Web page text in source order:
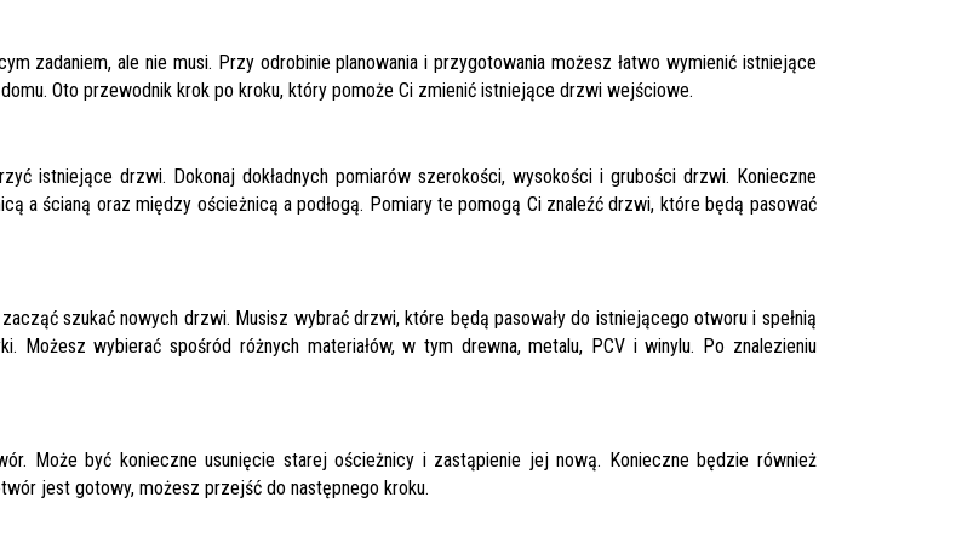
zadaniem, ale nie musi. Przy odrobinie planowania i przygotowania możesz łatwo wymienić istniejące
Oto przewodnik krok po kroku, który pomoże Ci zmienić istniejące drzwi wejściowe.
istniejące drzwi. Dokonaj dokładnych pomiarów szerokości, wysokości i grubości drzwi. Konieczne
a ścianą oraz między ościeżnicą a podłogą. Pomiary te pomogą Ci znaleźć drzwi, które będą pasować
szukać nowych drzwi. Musisz wybrać drzwi, które będą pasowały do ​​istniejącego otworu i spełnią
wybierać spośród różnych materiałów, w tym drewna, metalu, PCV i winylu. Po znalezieniu
Może być konieczne usunięcie starej ościeżnicy i zastąpienie jej nową. Konieczne będzie również
jest gotowy, możesz przejść do następnego kroku.